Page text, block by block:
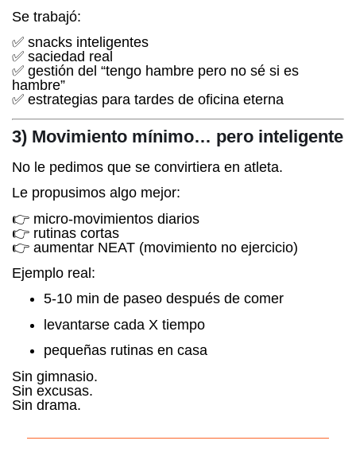
Se trabajó:
✅ snacks inteligentes
✅ saciedad real
✅ gestión del “tengo hambre pero no sé si es
hambre”
✅ estrategias para tardes de oficina eterna
3) Movimiento mínimo… pero inteligente
No le pedimos que se convirtiera en atleta.
Le propusimos algo mejor:
👉 micro-movimientos diarios
👉 rutinas cortas
👉 aumentar NEAT (movimiento no ejercicio)
Ejemplo real:
5-10 min de paseo después de comer
levantarse cada X tiempo
pequeñas rutinas en casa
Sin gimnasio.
Sin excusas.
Sin drama.